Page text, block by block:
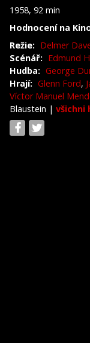
1958, 92 min
Hodnocení na
Režie: Delmer
Scénář: Edmund
Hudba: George
Hrají: Glenn Ford,
Víctor Manuel
Blaustein | všichni